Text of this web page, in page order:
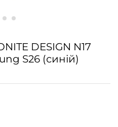
DESIGN N17
S26 (синій)